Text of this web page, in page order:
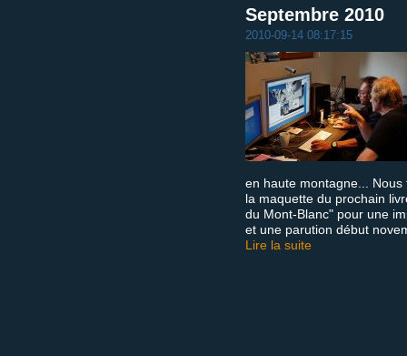
Septembre 2010
2010-09-14 08:17:15
en haute montagne...
la maquette du prochain
du Mont-Blanc" pour une
et une parution début
Lire la suite